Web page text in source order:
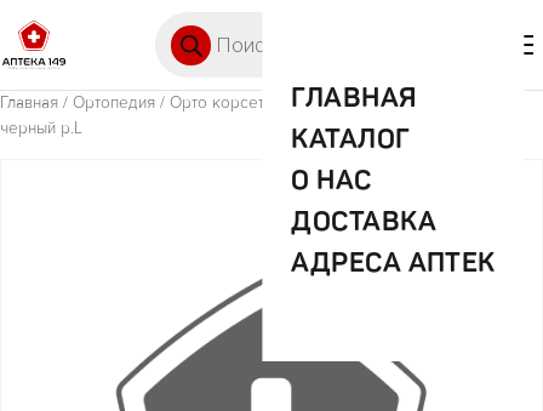
ГЛАВНАЯ
КАТАЛОГ
О НАС
ДОСТАВКА
АДРЕСА АПТЕК
Главная / Ортопедия / Орто корсет пояснично-крестцовый КПК-110
черный р.L